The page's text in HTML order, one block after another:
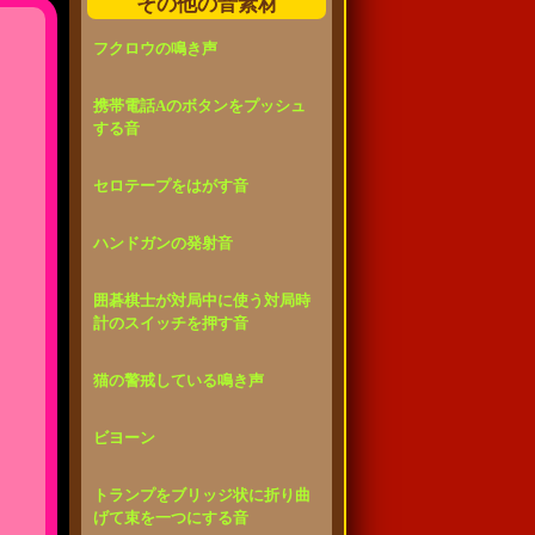
フクロウの鳴き声
携帯電話Aのボタンをプッシュ
する音
セロテープをはがす音
ハンドガンの発射音
囲碁棋士が対局中に使う対局時
計のスイッチを押す音
猫の警戒している鳴き声
ビヨーン
トランプをブリッジ状に折り曲
げて束を一つにする音